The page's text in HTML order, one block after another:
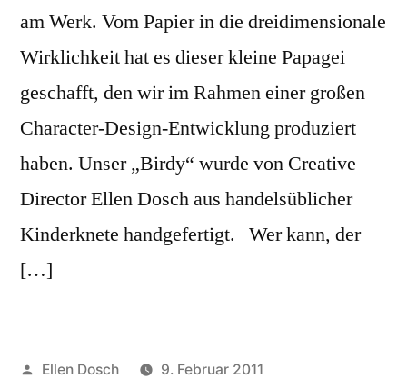
am Werk. Vom Papier in die dreidimensionale
Wirklichkeit hat es dieser kleine Papagei
geschafft, den wir im Rahmen einer großen
Character-Design-Entwicklung produziert
haben. Unser „Birdy“ wurde von Creative
Director Ellen Dosch aus handelsüblicher
Kinderknete handgefertigt. Wer kann, der
[…]
Veröffentlicht
Ellen Dosch
9. Februar 2011